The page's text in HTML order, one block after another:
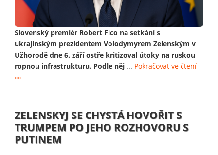
Slovenský premiér Robert Fico na setkání s
ukrajinským prezidentem Volodymyrem Zelenským v
Užhorodě dne 6. září ostře kritizoval útoky na ruskou
ropnou infrastrukturu. Podle něj ... Pokračovat ve čtení
»»
ZELENSKYJ SE CHYSTÁ HOVOŘIT S
TRUMPEM PO JEHO ROZHOVORU S
PUTINEM